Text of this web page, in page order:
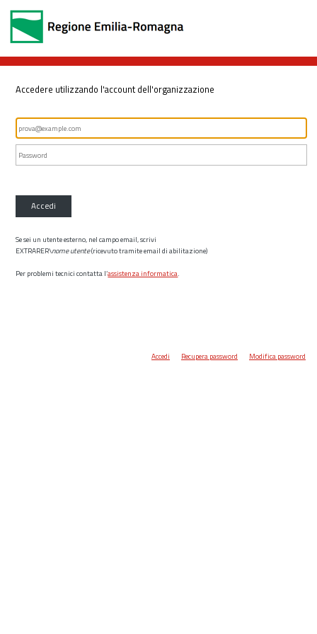
Accedere utilizzando l'account dell'organizzazione
Accedi
Se sei un utente esterno, nel campo email, scrivi
EXTRARER\nome utente(ricevuto tramite email di abilitazione)
Per problemi tecnici contatta l’assistenza informatica.
Accedi Recupera password Modifica password